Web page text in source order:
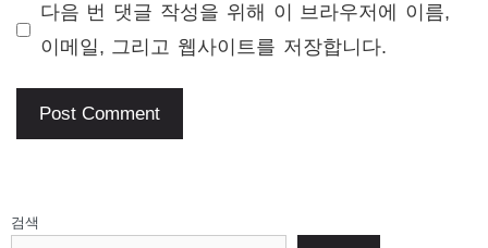
다음 번 댓글 작성을 위해 이 브라우저에 이름,
이메일, 그리고 웹사이트를 저장합니다.
검색